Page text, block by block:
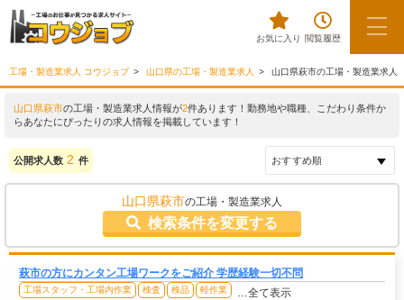
お気に入り 閲覧履歴
工場・製造業求人 コウジョブ 山口県の工場・製造業求人 山口県萩市の工場・製造業求人
山口県萩市の工場・製造業求人情報が2件あります！勤務地や職種、こだわり条件か
らあなたにぴったりの求人情報を掲載しています！
公開求人数 2 件
山口県萩市の工場・製造業求人
検索条件を変更する
萩市の方にカンタン工場ワークをご紹介 学歴経験一切不問
工場スタッフ・工場内作業 検査 検品 軽作業 …全て表示